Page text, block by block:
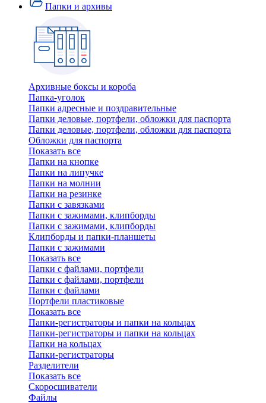
Папки и архивы
Архивные боксы и короба
Папка-уголок
Папки адресные и поздравительные
Папки деловые, портфели, обложки для паспорта
Папки деловые, портфели, обложки для паспорта
Обложки для паспорта
Показать все
Папки на кнопке
Папки на липучке
Папки на молнии
Папки на резинке
Папки с завязками
Папки с зажимами, клипборды
Папки с зажимами, клипборды
Клипборды и папки-планшеты
Папки с зажимами
Показать все
Папки с файлами, портфели
Папки с файлами, портфели
Папки с файлами
Портфели пластиковые
Показать все
Папки-регистраторы и папки на кольцах
Папки-регистраторы и папки на кольцах
Папки на кольцах
Папки-регистраторы
Разделители
Показать все
Скоросшиватели
Файлы